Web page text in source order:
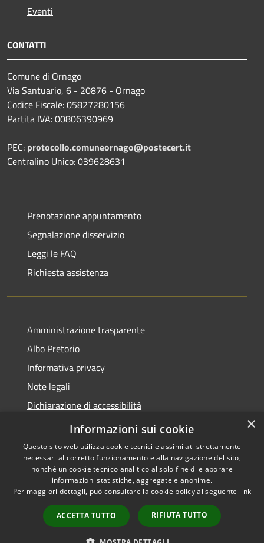
Eventi
CONTATTI
Comune di Ornago
Via Santuario, 6 - 20876 - Ornago
Codice Fiscale: 05827280156
Partita IVA: 00806390969
PEC: protocollo.comuneornago@postecert.it
Centralino Unico: 039628631
Prenotazione appuntamento
Segnalazione disservizio
Leggi le FAQ
Richiesta assistenza
Amministrazione trasparente
Albo Pretorio
Informativa privacy
Note legali
Dichiarazione di accessibilità
Obiettivi di accessibilità
Accessibilità
Copyright © 2026 • Comune di
Ornago • Powered by
Municipium•
Accesso
redazione
×
Informazioni sui cookie
Questo sito web utilizza cookie tecnici e assimilati strettamente
necessari al corretto funzionamento e alla navigazione del sito,
nonché un cookie tecnico analitico al solo fine di elaborare
informazioni statistiche, aggregate e anonime.
Per maggiori dettagli, può consultare la cookie policy al seguente link
ACCETTA TUTTO RIFIUTA TUTTO